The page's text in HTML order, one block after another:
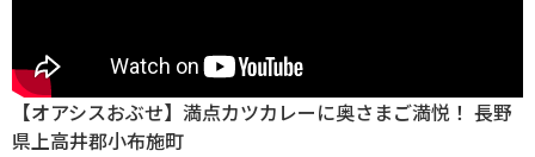
【オアシスおぶせ】満点カツカレーに奥さまご満悦！ 長野
県上高井郡小布施町